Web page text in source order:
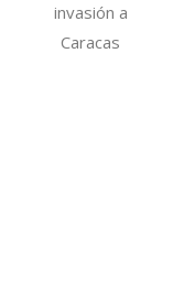
invasión a
Caracas